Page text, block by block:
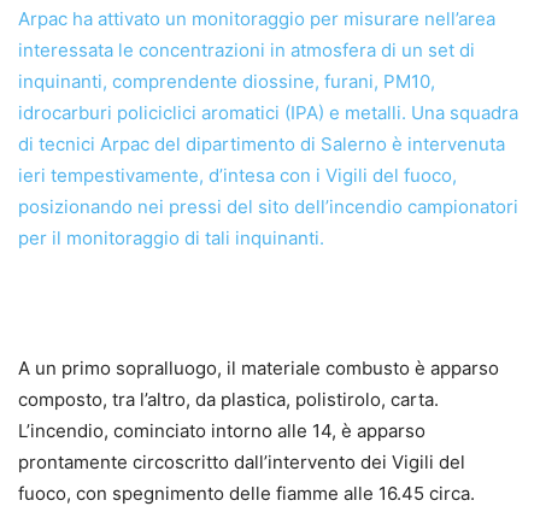
Arpac ha attivato un monitoraggio per misurare nell’area
interessata le concentrazioni in atmosfera di un set di
inquinanti, comprendente diossine, furani, PM10,
idrocarburi policiclici aromatici (IPA) e metalli. Una squadra
di tecnici Arpac del dipartimento di Salerno è intervenuta
ieri tempestivamente, d’intesa con i Vigili del fuoco,
posizionando nei pressi del sito dell’incendio campionatori
per il monitoraggio di tali inquinanti.
A un primo sopralluogo, il materiale combusto è apparso
composto, tra l’altro, da plastica, polistirolo, carta.
L’incendio, cominciato intorno alle 14, è apparso
prontamente circoscritto dall’intervento dei Vigili del
fuoco, con spegnimento delle fiamme alle 16.45 circa.